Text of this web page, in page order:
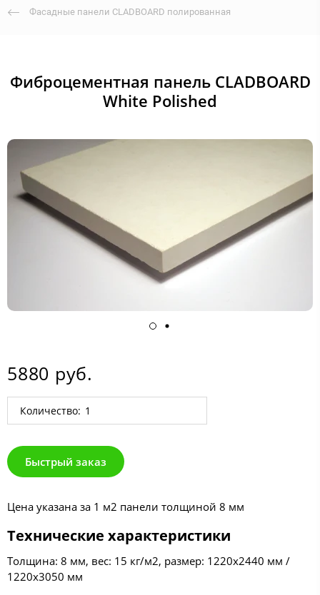
Фасадные панели CLADBOARD полированная
Фиброцементная панель CLADBOARD
White Polished
5880 руб.
Количество:
Быстрый заказ
Цена указана за 1 м2 панели толщиной 8 мм
Технические характеристики
Толщина: 8 мм, вес: 15 кг/м2, размер: 1220х2440 мм /
1220х3050 мм